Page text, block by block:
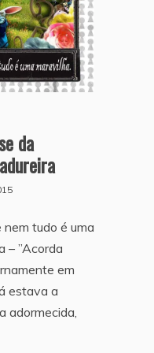
da
tudo é uma
– ”Acorda
em
estava a
adormecida,